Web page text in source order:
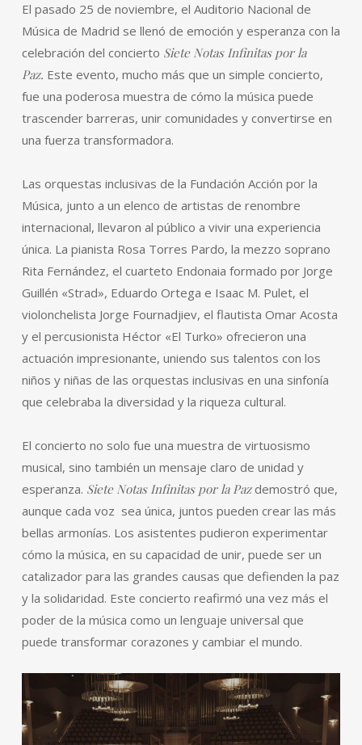
El pasado 25 de noviembre, el Auditorio Nacional de
Música de Madrid se llenó de emoción y esperanza con la
celebración del concierto Siete Notas Infinitas por la
Paz. Este evento, mucho más que un simple concierto,
fue una poderosa muestra de cómo la música puede
trascender barreras, unir comunidades y convertirse en
una fuerza transformadora.
Las orquestas inclusivas de la Fundación Acción por la
Música, junto a un elenco de artistas de renombre
internacional, llevaron al público a vivir una experiencia
única. La pianista Rosa Torres Pardo, la mezzo soprano
Rita Fernández, el cuarteto Endonaia formado por Jorge
Guillén «Strad», Eduardo Ortega e Isaac M. Pulet, el
violonchelista Jorge Fournadjiev, el flautista Omar Acosta
y el percusionista Héctor «El Turko» ofrecieron una
actuación impresionante, uniendo sus talentos con los
niños y niñas de las orquestas inclusivas en una sinfonía
que celebraba la diversidad y la riqueza cultural.
El concierto no solo fue una muestra de virtuosismo
musical, sino también un mensaje claro de unidad y
esperanza. Siete Notas Infinitas por la Pazdemostró que,
aunque cada voz sea única, juntos pueden crear las más
bellas armonías. Los asistentes pudieron experimentar
cómo la música, en su capacidad de unir, puede ser un
catalizador para las grandes causas que defienden la paz
y la solidaridad. Este concierto reafirmó una vez más el
poder de la música como un lenguaje universal que
puede transformar corazones y cambiar el mundo.